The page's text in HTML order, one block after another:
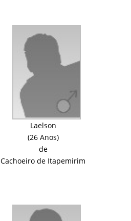
Laelson
(26 Anos)
de
Cachoeiro de Itapemirim